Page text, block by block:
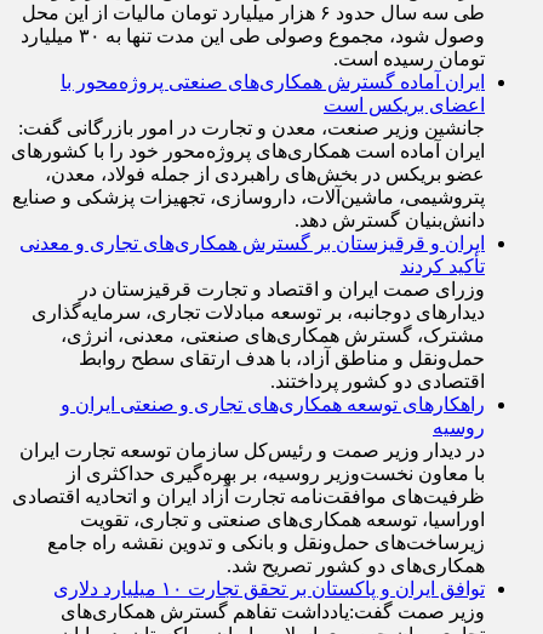
طی سه سال حدود ۶ هزار میلیارد تومان مالیات از این محل
وصول شود، مجموع وصولی طی این مدت تنها به ۳۰ میلیارد
تومان رسیده است.
ایران آماده گسترش همکاری‌های صنعتی پروژه‌محور با
اعضای بریکس است
جانشین وزیر صنعت، معدن و تجارت در امور بازرگانی گفت:
ایران آماده است همکاری‌های پروژه‌محور خود را با کشور‌های
عضو بریکس در بخش‌های راهبردی از جمله فولاد، معدن،
پتروشیمی، ماشین‌آلات، داروسازی، تجهیزات پزشکی و صنایع
دانش‌بنیان گسترش دهد.
ایران و قرقیزستان بر گسترش همکاری‌های تجاری و معدنی
تأکید کردند
وزرای صمت ایران و اقتصاد و تجارت قرقیزستان در
دیدار‌های دوجانبه، بر توسعه مبادلات تجاری، سرمایه‌گذاری
مشترک، گسترش همکاری‌های صنعتی، معدنی، انرژی،
حمل‌ونقل و مناطق آزاد، با هدف ارتقای سطح روابط
اقتصادی دو کشور پرداختند.
راهکارهای توسعه همکاری‌های تجاری و صنعتی ایران و
روسیه
در دیدار وزیر صمت و رئیس‌کل سازمان توسعه تجارت ایران
با معاون نخست‌وزیر روسیه، بر بهره‌گیری حداکثری از
ظرفیت‌های موافقت‌نامه تجارت آزاد ایران و اتحادیه اقتصادی
اوراسیا، توسعه همکاری‌های صنعتی و تجاری، تقویت
زیرساخت‌های حمل‌ونقل و بانکی و تدوین نقشه راه جامع
همکاری‌های دو کشور تصریح شد.
توافق ایران و پاکستان بر تحقق تجارت ۱۰ میلیارد دلاری
وزیر صمت گفت:یادداشت تفاهم گسترش همکاری‌های